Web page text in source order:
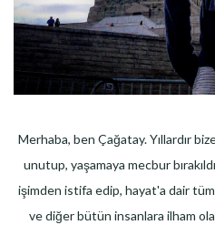
Merhaba, ben Çağatay. Yıllardır
unutup, yaşamaya mecbur
işimden istifa edip, hayat'a dair
ve diğer bütün insanlara ilham